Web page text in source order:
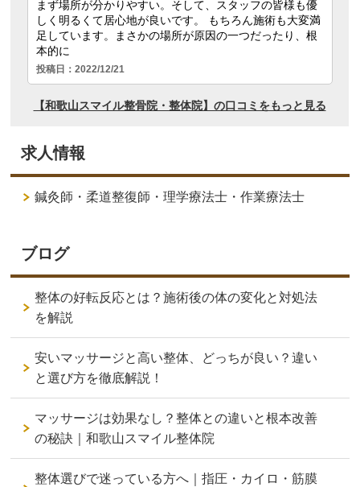
求人情報
鍼灸師・柔道整復師・理学療法士・作業療法士
ブログ
整体の好転反応とは？施術後の体の変化と対処法
を解説
安いマッサージと高い整体、どっちが良い？違い
と選び方を徹底解説！
マッサージは効果なし？整体との違いと根本改善
の秘訣｜和歌山スマイル整体院
整体選びで迷っている方へ｜指圧・カイロ・筋膜